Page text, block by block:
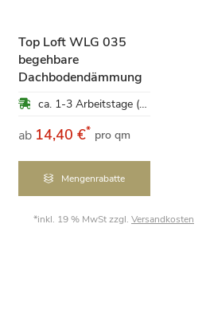
Top Loft WLG 035
begehbare
Dachbodendämmung
ca. 1-3 Arbeitstage (Mo-Fr)
ab 14,40 €* pro qm
Mengenrabatte
*inkl. 19 % MwSt zzgl. Versandkosten